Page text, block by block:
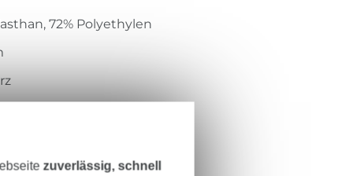
72% Polyethylen
zuverlässig, schnell